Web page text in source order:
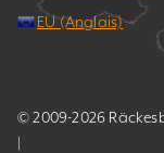
EU (Anglais)
© 2009-2026